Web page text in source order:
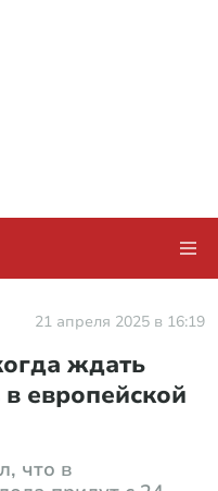
21 апреля 2025 в 16:19
ждать
европейской
что в